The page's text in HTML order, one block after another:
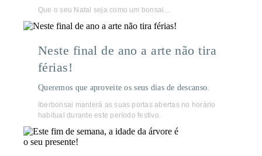
Que o seu Natal seja como um bonsai...
Neste final de ano a arte não tira
férias!
Queremos que aproveite os seus dias de descanso.
Iberbonsai manterá as suas portas abertas no horário
habitual durante este período festivo.